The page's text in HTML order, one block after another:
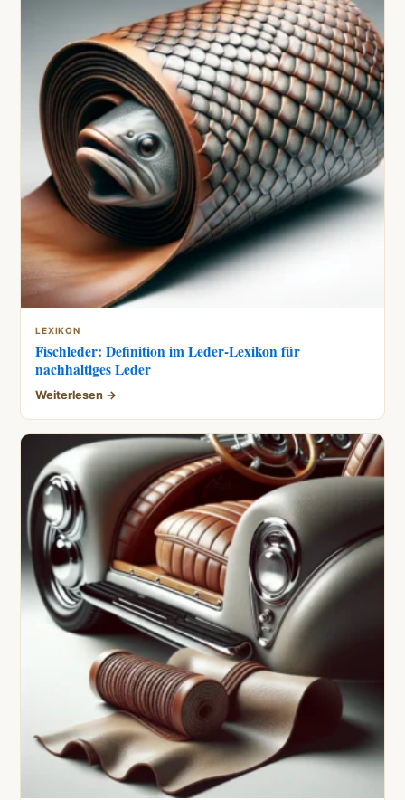
LEXIKON
Fischleder: Definition im Leder-Lexikon für
nachhaltiges Leder
Weiterlesen →